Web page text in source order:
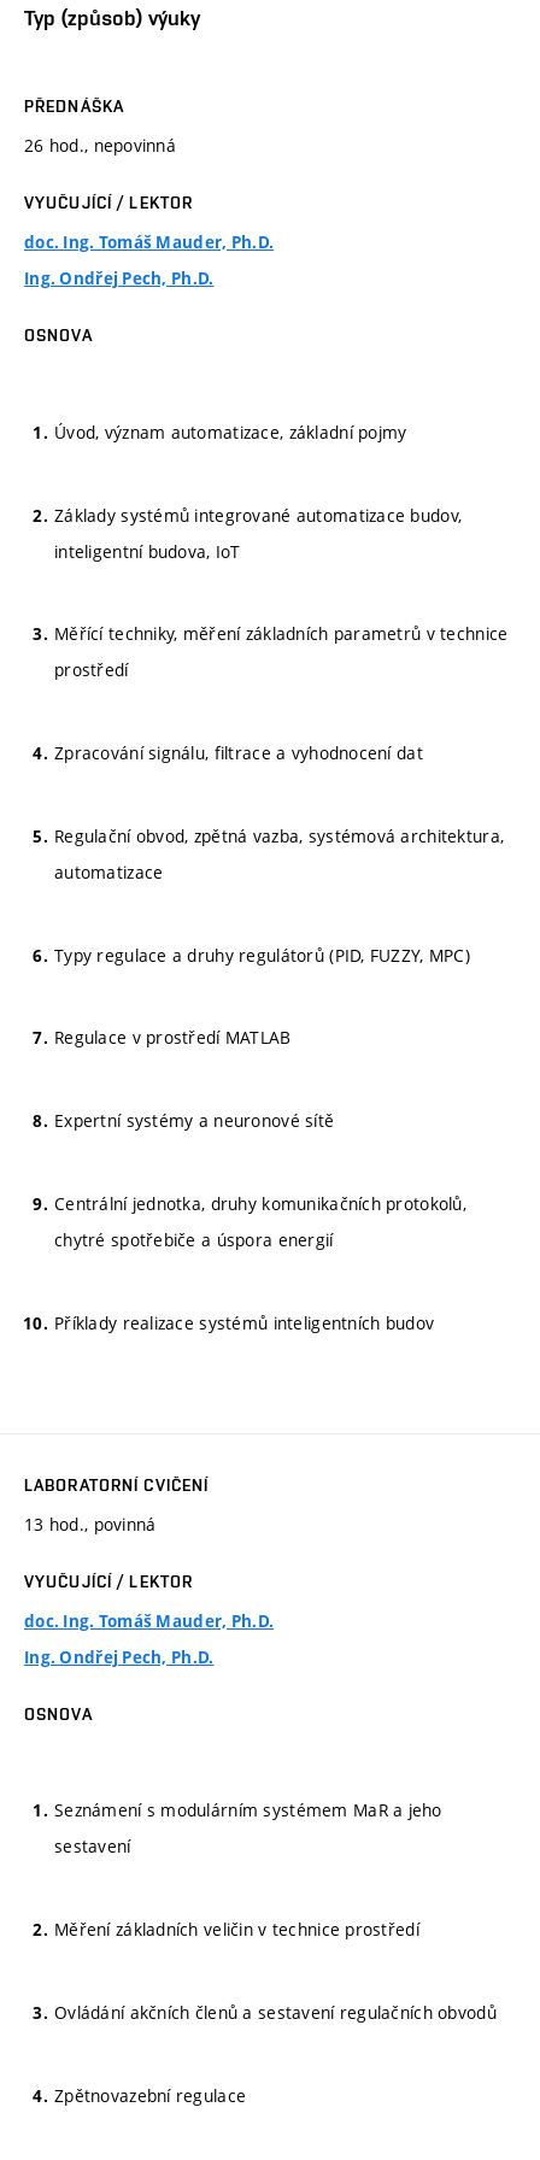
Typ (způsob) výuky
PŘEDNÁŠKA
26 hod., nepovinná
VYUČUJÍCÍ / LEKTOR
doc. Ing. Tomáš Mauder, Ph.D.
Ing. Ondřej Pech, Ph.D.
OSNOVA
Úvod, význam automatizace, základní pojmy
Základy systémů integrované automatizace budov,
inteligentní budova, IoT
Měřící techniky, měření základních parametrů v technice
prostředí
Zpracování signálu, filtrace a vyhodnocení dat
Regulační obvod, zpětná vazba, systémová architektura,
automatizace
Typy regulace a druhy regulátorů (PID, FUZZY, MPC)
Regulace v prostředí MATLAB
Expertní systémy a neuronové sítě
Centrální jednotka, druhy komunikačních protokolů,
chytré spotřebiče a úspora energií
Příklady realizace systémů inteligentních budov
LABORATORNÍ CVIČENÍ
13 hod., povinná
VYUČUJÍCÍ / LEKTOR
doc. Ing. Tomáš Mauder, Ph.D.
Ing. Ondřej Pech, Ph.D.
OSNOVA
Seznámení s modulárním systémem MaR a jeho
sestavení
Měření základních veličin v technice prostředí
Ovládání akčních členů a sestavení regulačních obvodů
Zpětnovazební regulace